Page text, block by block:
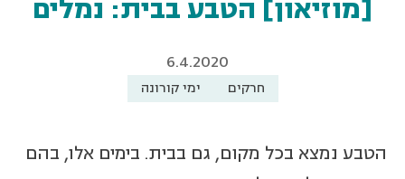
[מוזיאון] הטבע בבית: נמלים
6.4.2020
חרקים ימי קורונה
הטבע נמצא בכל מקום, גם בבית. בימים אלו, בהם